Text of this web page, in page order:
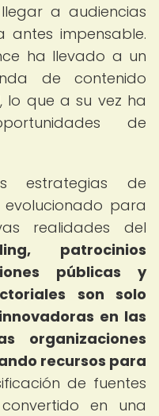
a audiencias
impensable.
ha llevado a un
de contenido
lo que a su vez ha
de
estrategias de
para
realidades del
patrocinios
públicas y
son solo
en las
organizaciones
recursos para
de fuentes
en una